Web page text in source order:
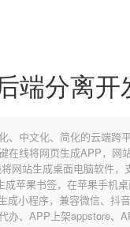
端分离开
、中文化、简化的云端跨
在线将网页生成APP，网
网站生成桌面电脑软件，
苹果书签，在苹果手机
成小程序，兼容微信、抖
办、APP上架appstore、